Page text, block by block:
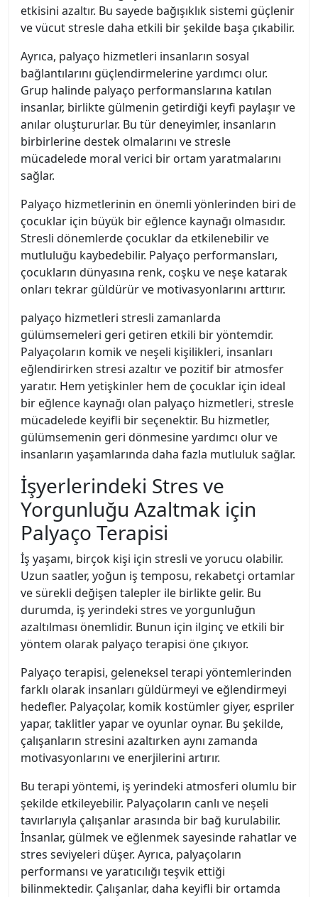
etkisini azaltır. Bu sayede bağışıklık sistemi güçlenir
ve vücut stresle daha etkili bir şekilde başa çıkabilir.
Ayrıca, palyaço hizmetleri insanların sosyal
bağlantılarını güçlendirmelerine yardımcı olur.
Grup halinde palyaço performanslarına katılan
insanlar, birlikte gülmenin getirdiği keyfi paylaşır ve
anılar oluştururlar. Bu tür deneyimler, insanların
birbirlerine destek olmalarını ve stresle
mücadelede moral verici bir ortam yaratmalarını
sağlar.
Palyaço hizmetlerinin en önemli yönlerinden biri de
çocuklar için büyük bir eğlence kaynağı olmasıdır.
Stresli dönemlerde çocuklar da etkilenebilir ve
mutluluğu kaybedebilir. Palyaço performansları,
çocukların dünyasına renk, coşku ve neşe katarak
onları tekrar güldürür ve motivasyonlarını arttırır.
palyaço hizmetleri stresli zamanlarda
gülümsemeleri geri getiren etkili bir yöntemdir.
Palyaçoların komik ve neşeli kişilikleri, insanları
eğlendirirken stresi azaltır ve pozitif bir atmosfer
yaratır. Hem yetişkinler hem de çocuklar için ideal
bir eğlence kaynağı olan palyaço hizmetleri, stresle
mücadelede keyifli bir seçenektir. Bu hizmetler,
gülümsemenin geri dönmesine yardımcı olur ve
insanların yaşamlarında daha fazla mutluluk sağlar.
İşyerlerindeki Stres ve
Yorgunluğu Azaltmak için
Palyaço Terapisi
İş yaşamı, birçok kişi için stresli ve yorucu olabilir.
Uzun saatler, yoğun iş temposu, rekabetçi ortamlar
ve sürekli değişen talepler ile birlikte gelir. Bu
durumda, iş yerindeki stres ve yorgunluğun
azaltılması önemlidir. Bunun için ilginç ve etkili bir
yöntem olarak palyaço terapisi öne çıkıyor.
Palyaço terapisi, geleneksel terapi yöntemlerinden
farklı olarak insanları güldürmeyi ve eğlendirmeyi
hedefler. Palyaçolar, komik kostümler giyer, espriler
yapar, taklitler yapar ve oyunlar oynar. Bu şekilde,
çalışanların stresini azaltırken aynı zamanda
motivasyonlarını ve enerjilerini artırır.
Bu terapi yöntemi, iş yerindeki atmosferi olumlu bir
şekilde etkileyebilir. Palyaçoların canlı ve neşeli
tavırlarıyla çalışanlar arasında bir bağ kurulabilir.
İnsanlar, gülmek ve eğlenmek sayesinde rahatlar ve
stres seviyeleri düşer. Ayrıca, palyaçoların
performansı ve yaratıcılığı teşvik ettiği
bilinmektedir. Çalışanlar, daha keyifli bir ortamda